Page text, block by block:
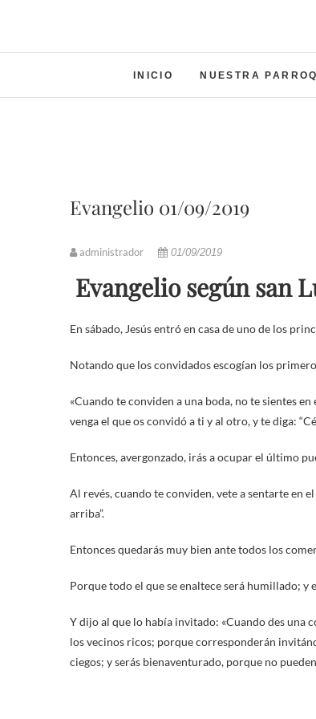
INICIO NUESTRA
Evangelio 01/09/2019
administrador 01/09/2019
Evangelio según san
En sábado, Jesús entró en casa de uno de los
Notando que los convidados escogían los
«Cuando te conviden a una boda, no te sientes
venga el que os convidó a ti y al otro, y te diga:
Entonces, avergonzado, irás a ocupar el último
Al revés, cuando te conviden, vete a sentarte en
arriba”.
Entonces quedarás muy bien ante todos los
Porque todo el que se enaltece será humillado; y
Y dijo al que lo había invitado: «Cuando des una
los vecinos ricos; porque corresponderán
ciegos; y serás bienaventurado, porque no